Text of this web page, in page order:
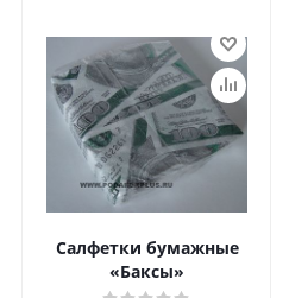
Салфетки бумажные
«Баксы»